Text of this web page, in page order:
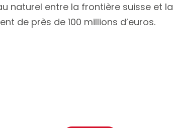
naturel entre la frontière suisse et la
de près de 100 millions d’euros.